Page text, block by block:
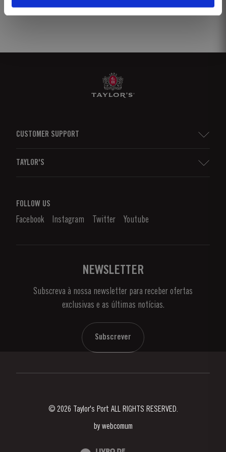
CUSTOMER SUPPORT
Canal de Denúncias
Links
TAYLOR'S
O que é o Vinho do Porto?
Como Apreciar
Notícias e Eventos
FOLLOW US
Facebook Instagram Twitter Youtube
NEWSLETTER
Subscreva à nossa newsletter para receber ofertas
exclusivas e as últimas notícias.
Subscrever
© 2026 Taylor's Port ALL RIGHTS RESERVED.
by webcomum